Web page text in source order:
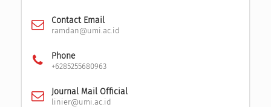
Contact Email
ramdan@umi.ac.id
Phone
+6285255680963
Journal Mail Official
linier@umi.ac.id